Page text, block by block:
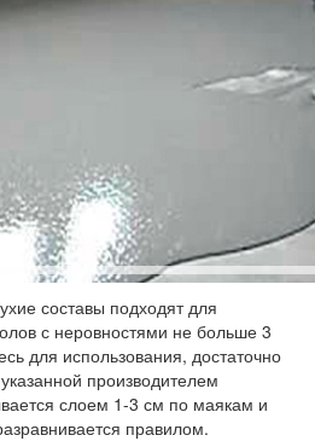
составы подходят для
с неровностями не больше 3
для использования, достаточно
производителем
слоем 1-3 см по маякам и
правилом.